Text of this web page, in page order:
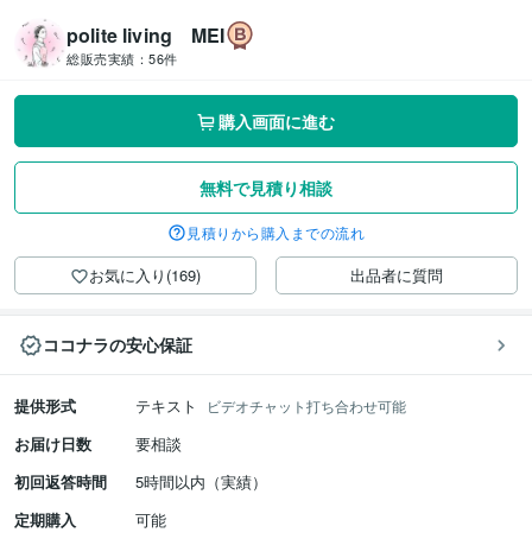
polite living MEI
総販売実績： 56件
購入画面に進む
無料で見積り相談
見積りから購入までの流れ
お気に入り(169) 出品者に質問
ココナラの安心保証
提供形式 テキスト ビデオチャット打ち合わせ可能
お届け日数
要相談
初回返答時間
5時間以内（実績）
定期購入
可能